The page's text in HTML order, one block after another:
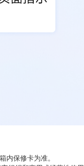
内保修卡为准。